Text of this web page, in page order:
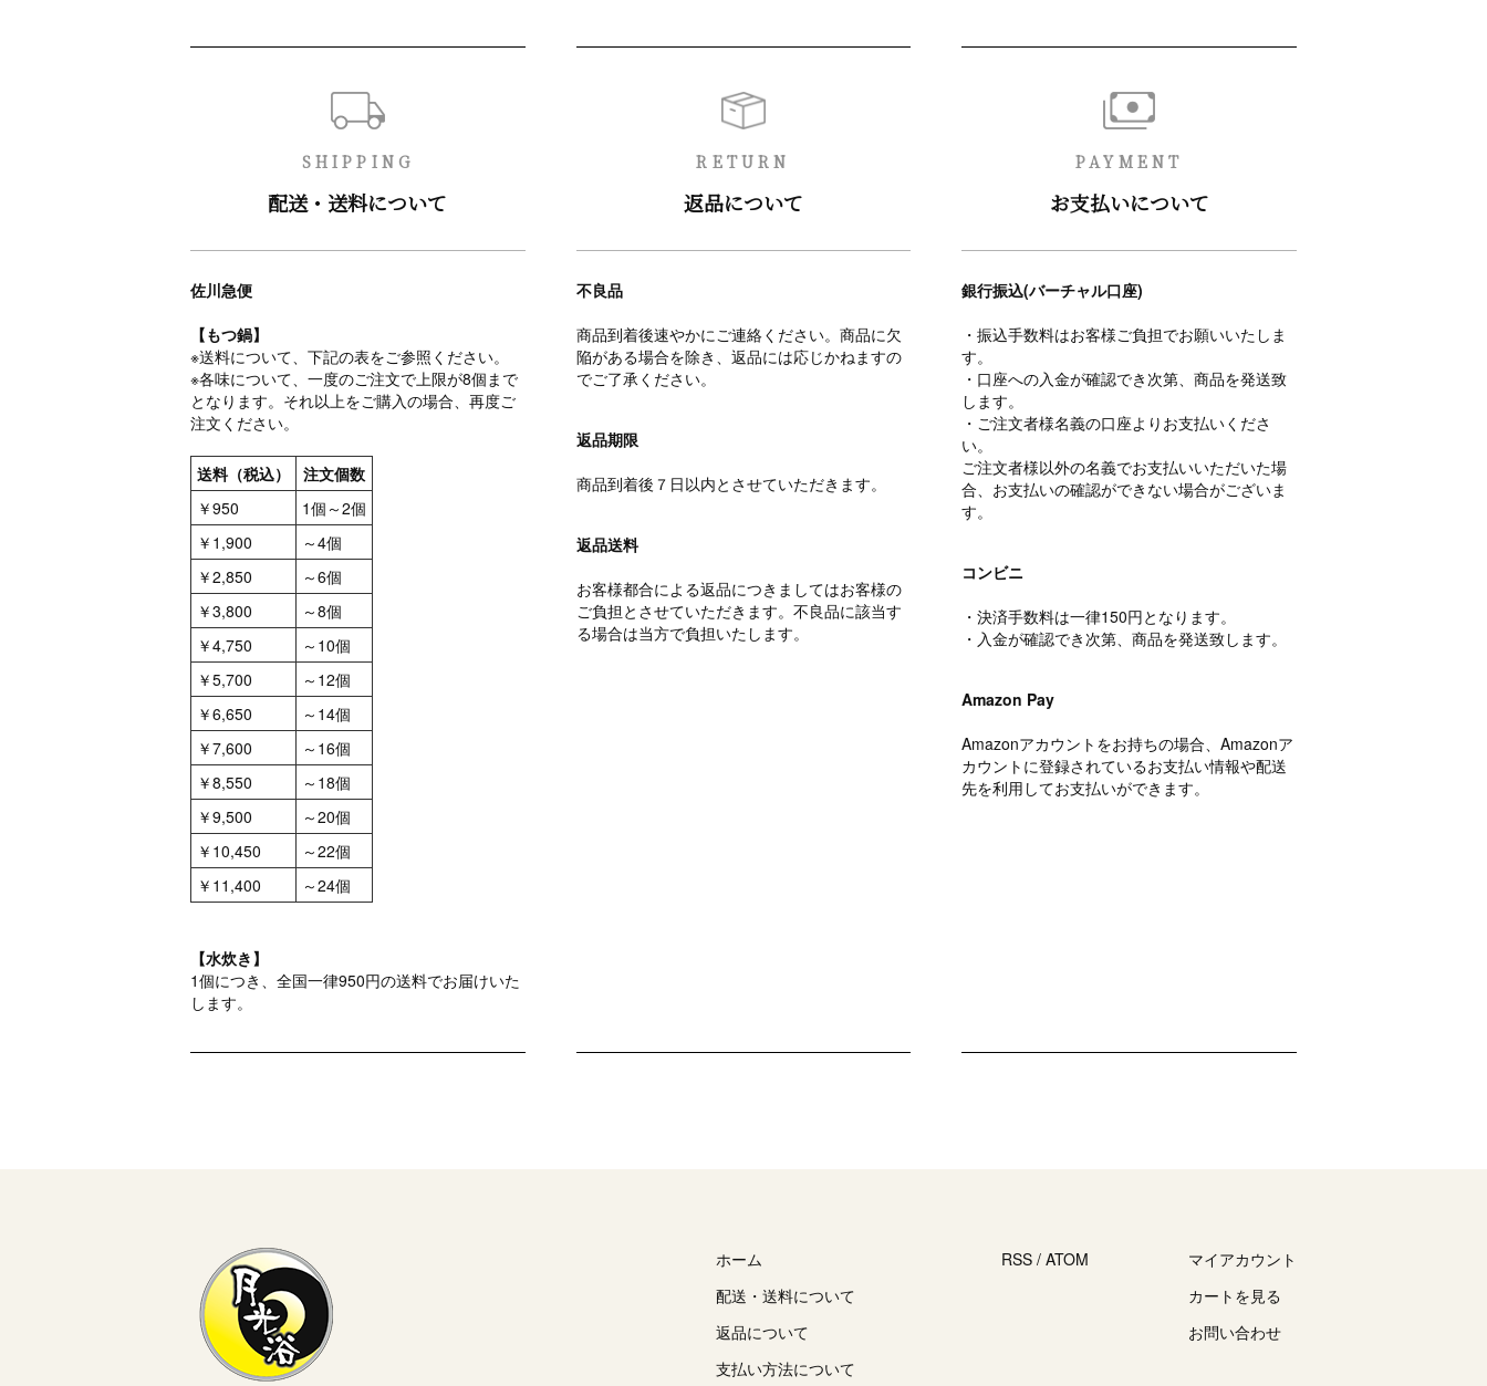
SHIPPING
配送・送料について
佐川急便
【もつ鍋】
※送料について、下記の表をご参照ください。
※各味について、一度のご注文で上限が8個まで
となります。それ以上をご購入の場合、再度ご
注文ください。
送料（税込）
注文個数
￥950
1個～2個
￥1,900
～4個
￥2,850
～6個
￥3,800
～8個
￥4,750
～10個
￥5,700
～12個
￥6,650
～14個
￥7,600
～16個
￥8,550
～18個
￥9,500
～20個
￥10,450
～22個
￥11,400
～24個
【水炊き】
1個につき、全国一律950円の送料でお届けいた
します。
RETURN
返品について
不良品
商品到着後速やかにご連絡ください。商品に欠
陥がある場合を除き、返品には応じかねますの
でご了承ください。
返品期限
商品到着後７日以内とさせていただきます。
返品送料
お客様都合による返品につきましてはお客様の
ご負担とさせていただきます。不良品に該当す
る場合は当方で負担いたします。
PAYMENT
お支払いについて
銀行振込(バーチャル口座)
・振込手数料はお客様ご負担でお願いいたしま
す。
・口座への入金が確認でき次第、商品を発送致
します。
・ご注文者様名義の口座よりお支払いくださ
い。
ご注文者様以外の名義でお支払いいただいた場
合、お支払いの確認ができない場合がございま
す。
コンビニ
・決済手数料は一律150円となります。
・入金が確認でき次第、商品を発送致します。
Amazon Pay
Amazonアカウントをお持ちの場合、Amazonア
カウントに登録されているお支払い情報や配送
先を利用してお支払いができます。
ホーム
配送・送料について
返品について
支払い方法について
RSS / ATOM
マイアカウント
カートを見る
お問い合わせ